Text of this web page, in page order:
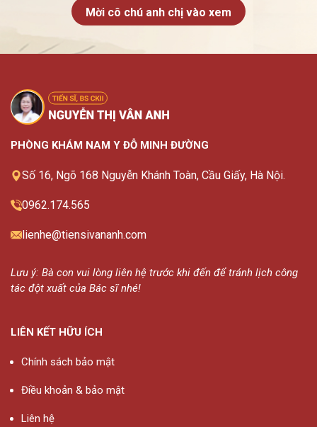
Mời cô chú anh chị vào xem
PHÒNG KHÁM NAM Y ĐỖ MINH ĐƯỜNG
Số 16, Ngõ 168 Nguyễn Khánh Toàn, Cầu Giấy, Hà Nội.
0962.174.565
lienhe@tiensivananh.com
Lưu ý: Bà con vui lòng liên hệ trước khi đến để tránh lịch công
tác đột xuất của Bác sĩ nhé!
LIÊN KẾT HỮU ÍCH
Chính sách bảo mật
Điều khoản & bảo mật
Liên hệ